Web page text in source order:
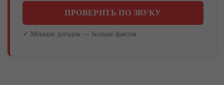
ПРОВЕРИТЬ ПО ЗВУКУ
✓ Меньше догадок — больше фактов